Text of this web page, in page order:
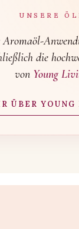
UNSERE
die
von Young
ÜBER